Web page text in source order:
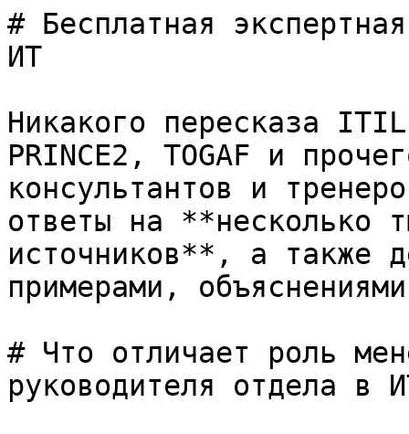
# Бесплатная
ИТ
Никакого пересказа
PRINCE2, TOGAF и
консультантов и
ответы на **несколько
источников**, а также
примерами,
# Что отличает роль
руководителя отдела в